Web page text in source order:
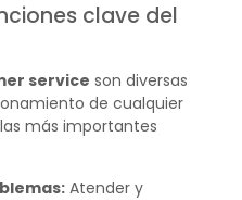
clave del
service son diversas
de cualquier
más importantes
Atender y